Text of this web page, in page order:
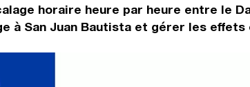
horaire heure par heure entre le
à San Juan Bautista et gérer les effets